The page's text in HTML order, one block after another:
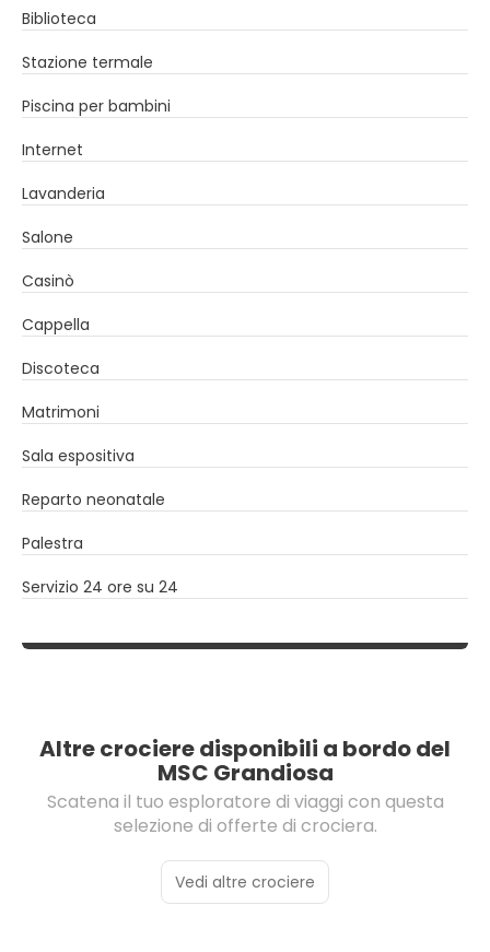
Biblioteca
Stazione termale
Piscina per bambini
Internet
Lavanderia
Salone
Casinò
Cappella
Discoteca
Matrimoni
Sala espositiva
Reparto neonatale
Palestra
Servizio 24 ore su 24
Altre crociere disponibili a bordo del
MSC Grandiosa
Scatena il tuo esploratore di viaggi con questa
selezione di offerte di crociera.
Vedi altre crociere